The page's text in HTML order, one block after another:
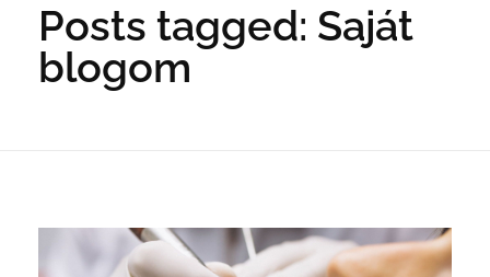
Posts tagged: Saját
blogom